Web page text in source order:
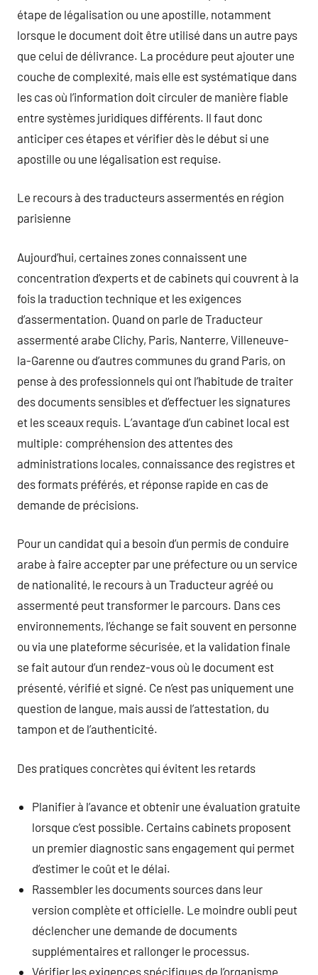
étape de légalisation ou une apostille, notamment
lorsque le document doit être utilisé dans un autre pays
que celui de délivrance. La procédure peut ajouter une
couche de complexité, mais elle est systématique dans
les cas où l’information doit circuler de manière fiable
entre systèmes juridiques différents. Il faut donc
anticiper ces étapes et vérifier dès le début si une
apostille ou une légalisation est requise.
Le recours à des traducteurs assermentés en région
parisienne
Aujourd’hui, certaines zones connaissent une
concentration d’experts et de cabinets qui couvrent à la
fois la traduction technique et les exigences
d’assermentation. Quand on parle de Traducteur
assermenté arabe Clichy, Paris, Nanterre, Villeneuve-
la-Garenne ou d’autres communes du grand Paris, on
pense à des professionnels qui ont l’habitude de traiter
des documents sensibles et d’effectuer les signatures
et les sceaux requis. L’avantage d’un cabinet local est
multiple: compréhension des attentes des
administrations locales, connaissance des registres et
des formats préférés, et réponse rapide en cas de
demande de précisions.
Pour un candidat qui a besoin d’un permis de conduire
arabe à faire accepter par une préfecture ou un service
de nationalité, le recours à un Traducteur agréé ou
assermenté peut transformer le parcours. Dans ces
environnements, l’échange se fait souvent en personne
ou via une plateforme sécurisée, et la validation finale
se fait autour d’un rendez-vous où le document est
présenté, vérifié et signé. Ce n’est pas uniquement une
question de langue, mais aussi de l’attestation, du
tampon et de l’authenticité.
Des pratiques concrètes qui évitent les retards
Planifier à l’avance et obtenir une évaluation gratuite
lorsque c’est possible. Certains cabinets proposent
un premier diagnostic sans engagement qui permet
d’estimer le coût et le délai.
Rassembler les documents sources dans leur
version complète et officielle. Le moindre oubli peut
déclencher une demande de documents
supplémentaires et rallonger le processus.
Vérifier les exigences spécifiques de l’organisme